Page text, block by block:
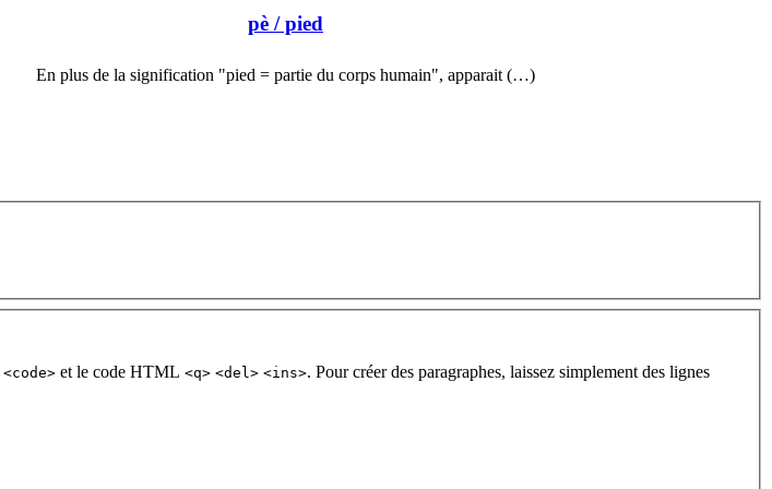
pè / pied
En plus de la signification "pied = partie du corps humain", apparait (…)
<code> et le code HTML <q> <del> <ins>. Pour créer des paragraphes, laissez simplement des lignes